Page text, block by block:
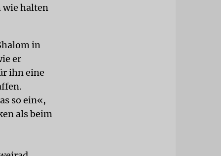
wie halten
in
er
ihn eine
so ein«,
als beim